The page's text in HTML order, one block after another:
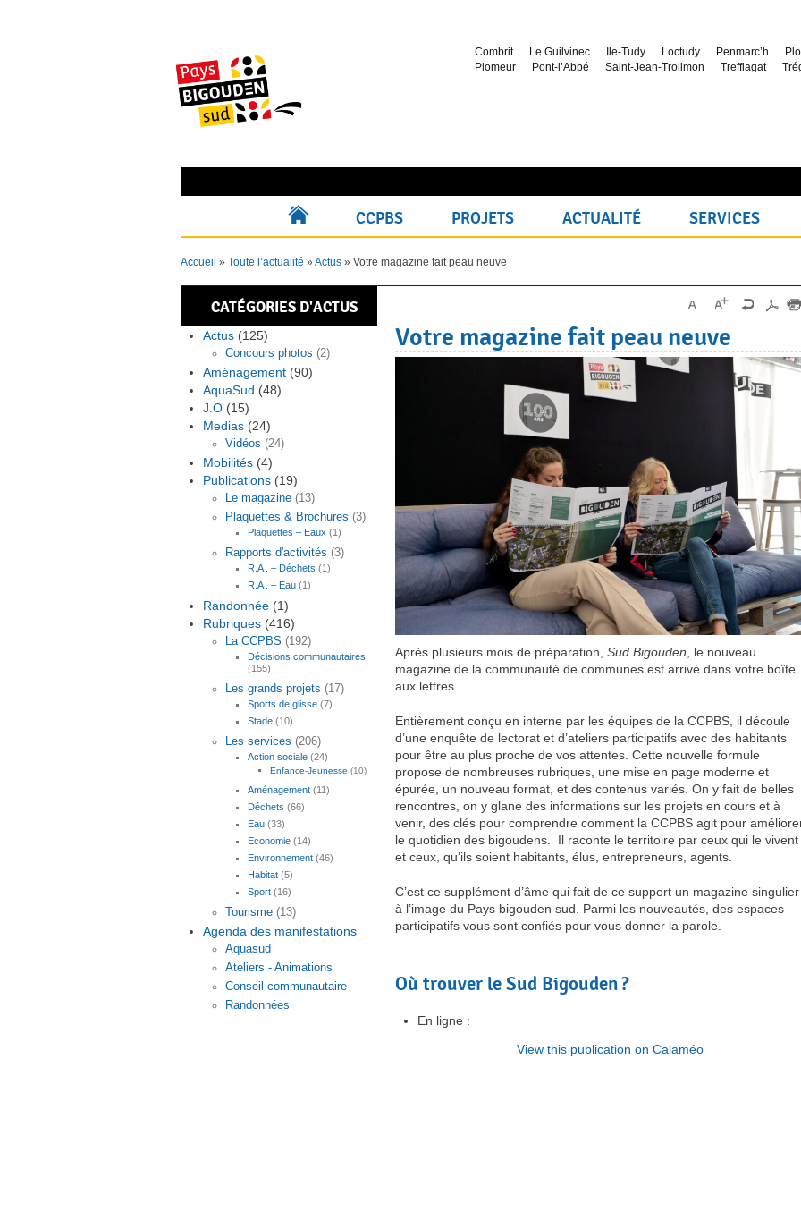
Combrit Le Guilvinec Ile-Tudy Loctudy Penmarc’h
Plomeur
Pont-l’Abbé Saint-Jean-Trolimon Treffiagat
CCPBS PROJETS ACTUALITÉ SERVICES
Accueil » Toute l’actualité » Actus » Votre magazine fait peau neuve
CATÉGORIES D'ACTUS
Actus (125)
Concours photos (2)
Aménagement (90)
AquaSud (48)
J.O (15)
Medias (24)
Vidéos (24)
Mobilités (4)
Publications (19)
Le magazine (13)
Plaquettes & Brochures (3)
Plaquettes – Eaux (1)
Rapports d'activités (3)
R.A . – Déchets (1)
R.A . – Eau (1)
Randonnée (1)
Rubriques (416)
La CCPBS (192)
Décisions communautaires
(155)
Les grands projets (17)
Sports de glisse (7)
Stade (10)
Les services (206)
Action sociale (24)
Enfance-Jeunesse (10)
Aménagement (11)
Déchets (66)
Eau (33)
Economie (14)
Environnement (46)
Habitat (5)
Sport (16)
Tourisme (13)
Agenda des manifestations
Aquasud
Ateliers - Animations
Conseil communautaire
Randonnées
Votre magazine fait peau neuve
Après plusieurs mois de préparation, Sud Bigouden, le nouveau
magazine de la communauté de communes est arrivé dans votre boîte
aux lettres.
Entièrement conçu en interne par les équipes de la CCPBS, il découle
d’une enquête de lectorat et d’ateliers participatifs avec des habitants
pour être au plus proche de vos attentes. Cette nouvelle formule
propose de nombreuses rubriques, une mise en page moderne et
épurée, un nouveau format, et des contenus variés. On y fait de belles
rencontres, on y glane des informations sur les projets en cours et à
venir, des clés pour comprendre comment la CCPBS agit pour
le quotidien des bigoudens. Il raconte le territoire par ceux qui le vivent
et ceux, qu’ils soient habitants, élus, entrepreneurs, agents.
C’est ce supplément d’âme qui fait de ce support un magazine singulier
à l’image du Pays bigouden sud. Parmi les nouveautés, des espaces
participatifs vous sont confiés pour vous donner la parole.
Où trouver le Sud Bigouden ?
En ligne :
View this publication on Calaméo